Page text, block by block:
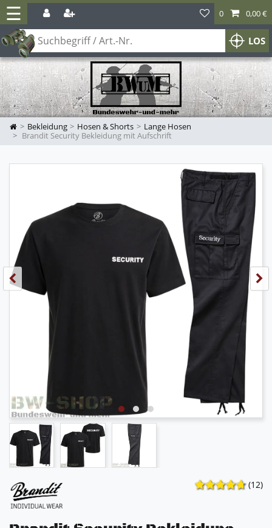
☰
LOS
0 0,00 €
Bekleidung Hosen & Shorts
Lange Hosen
Brandit Security Bekleidung mit Aufschrift
(12)